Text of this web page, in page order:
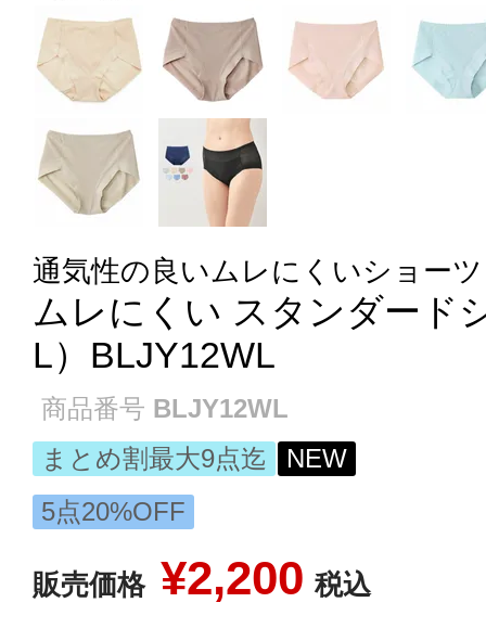
通気性の良いムレにくいショーツ
ムレにくい スタンダード
L）BLJY12WL
商品番号 BLJY12WL
まとめ割最大9点迄
NEW
5点20%OFF
販売価格 ¥2,200 税込